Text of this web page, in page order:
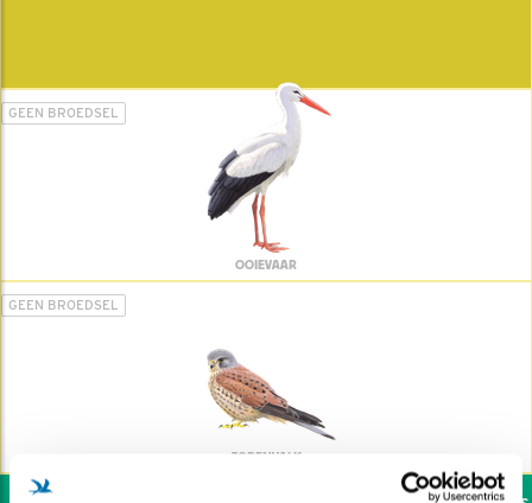
GEEN BROEDSEL
OOIEVAAR
GEEN BROEDSEL
TORENVALK